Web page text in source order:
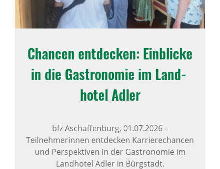
Chancen entde­cken: Einblicke
in die Gastro­nomie im Land­
hotel Adler
bfz Aschaffenburg, 01.07.2026–
Teilnehmerinnen entdecken Karrierechancen
und Perspektiven in der Gastronomie im
Landhotel Adler in Bürgstadt.